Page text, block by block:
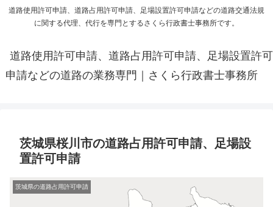
道路使用許可申請、道路占用許可申請、足場設置許可申請などの道路交通法規
に関する代理、代行を専門とするさくら行政書士事務所です。
道路使用許可申請、道路占用許可申請、足場設置許可
申請などの道路の業務専門｜さくら行政書士事務所
茨城県桜川市の道路占用許可申請、足場設
置許可申請
茨城県の道路占用許可申請